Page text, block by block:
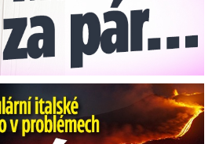
Ruší desítky letů